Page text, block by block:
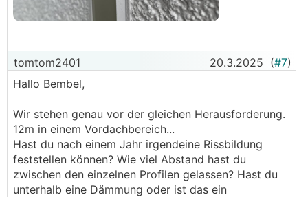
tomtom2401 20.3.2025 (#7)
Hallo Bembel,
Wir stehen genau vor der gleichen Herausforderung.
12m in einem Vordachbereich...
Hast du nach einem Jahr irgendeine Rissbildung
feststellen können? Wie viel Abstand hast du
zwischen den einzelnen Profilen gelassen? Hast du
unterhalb eine Dämmung oder ist das ein